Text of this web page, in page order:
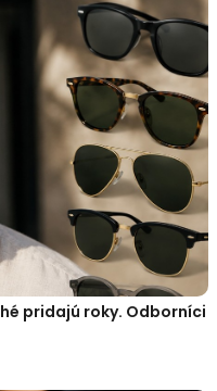
pridajú roky. Odborníci